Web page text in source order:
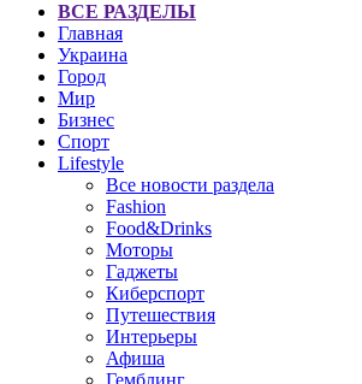
ВСЕ РАЗДЕЛЫ
Главная
Украина
Город
Мир
Бизнес
Спорт
Lifestyle
Все новости раздела
Fashion
Food&Drinks
Моторы
Гаджеты
Киберспорт
Путешествия
Интерьеры
Афиша
Гемблинг